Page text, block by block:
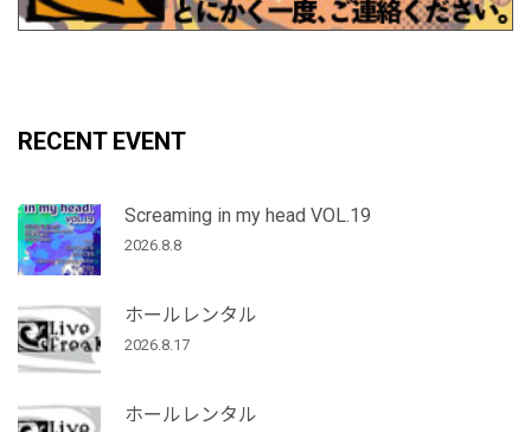
RECENT EVENT
Screaming in my head VOL.19
2026.8.8
ホールレンタル
2026.8.17
ホールレンタル